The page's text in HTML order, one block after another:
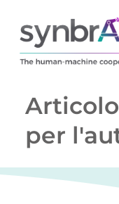
per